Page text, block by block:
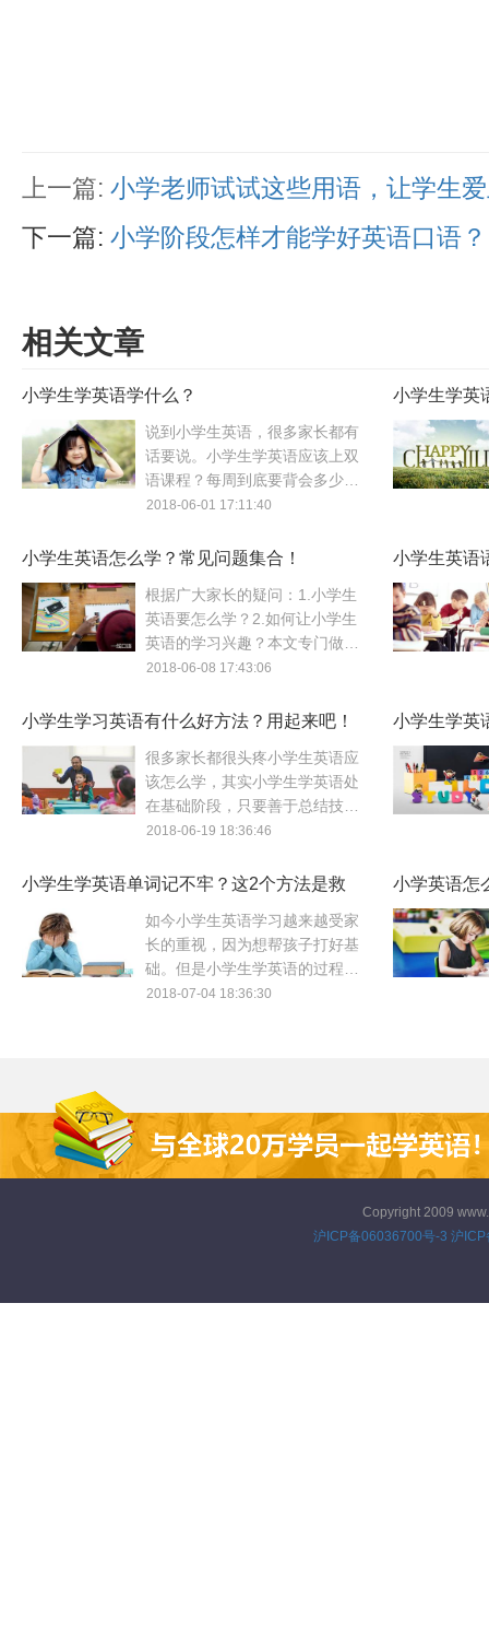
上一篇: 小学老师试试这些用语，让学生
下一篇: 小学阶段怎样才能学好英语口语？
相关文章
小学生学英语学什么？
说到小学生英语，很多家长都有
话要说。小学生学英语应该上双
语课程？每周到底要背会多少单
词？记住多少句型？关于小学生
为你解答。
2018-06-01 17:11:40
小学生学英
小学生英语怎么学？常见问题集合！
根据广大家长的疑问：1.小学生
英语要怎么学？2.如何让小学生
英语的学习兴趣？本文专门做了
小学生学英语的常见问题集合，
助。
2018-06-08 17:43:06
小学生英语
小学生学习英语有什么好方法？用起来吧！
很多家长都很头疼小学生英语应
该怎么学，其实小学生学英语处
在基础阶段，只要善于总结技巧
和方法，并且学以致用，小学生
将分享几个好方法。
2018-06-19 18:36:46
小学生学英
小学生学英语单词记不牢？这2个方法是救
星！
如今小学生英语学习越来越受家
长的重视，因为想帮孩子打好基
础。但是小学生学英语的过程中
遇到很多问题，比如很多小学生
2018-07-04 18:36:30
小学英语怎
Copyright 2009
沪ICP备06036700号-3 沪